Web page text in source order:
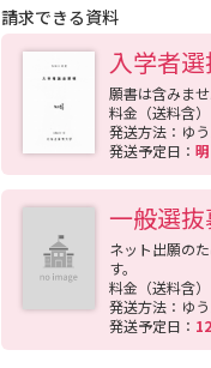
請求できる資料
入学者
願書は含みませ
料金（送料含
発送方法：ゆ
発送予定日：
一般選
ネット出願の
す。
料金（送料含
発送方法：ゆ
発送予定日：